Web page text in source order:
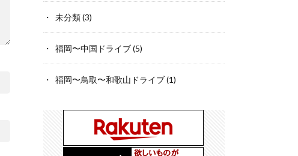
未分類(3)
福岡〜中国ドライブ(5)
福岡〜鳥取〜和歌山ドライブ(1)